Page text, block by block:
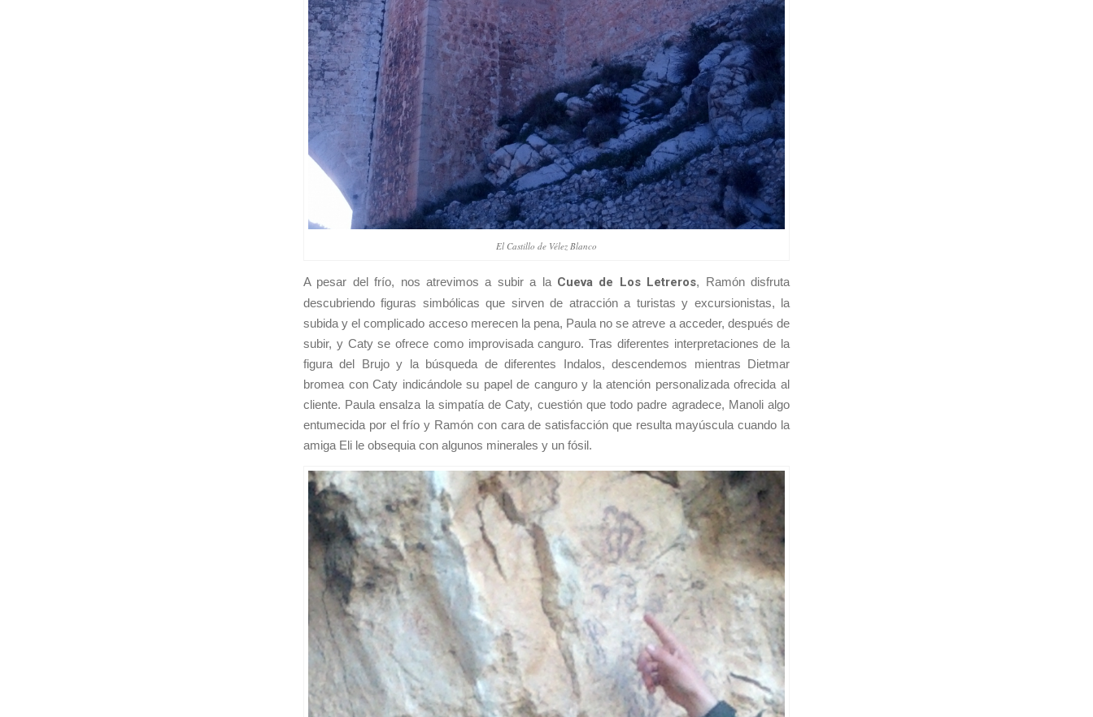
El Castillo de Vélez Blanco
A pesar del frío, nos atrevimos a subir a la Cueva de Los Letreros, Ramón disfruta
descubriendo figuras simbólicas que sirven de atracción a turistas y excursionistas, la
subida y el complicado acceso merecen la pena, Paula no se atreve a acceder, después de
subir, y Caty se ofrece como improvisada canguro. Tras diferentes interpretaciones de la
figura del Brujo y la búsqueda de diferentes Indalos, descendemos mientras Dietmar
bromea con Caty indicándole su papel de canguro y la atención personalizada ofrecida al
cliente. Paula ensalza la simpatía de Caty, cuestión que todo padre agradece, Manoli algo
entumecida por el frío y Ramón con cara de satisfacción que resulta mayúscula cuando la
amiga Eli le obsequia con algunos minerales y un fósil.